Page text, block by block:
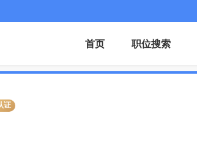
首页 职位搜索
证